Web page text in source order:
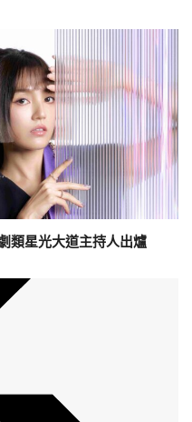
類星光大道主持人出爐